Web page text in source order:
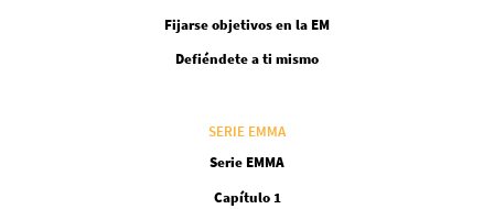
Fijarse objetivos en la EM
Defiéndete a ti mismo
SERIE EMMA
Serie EMMA
Capítulo 1